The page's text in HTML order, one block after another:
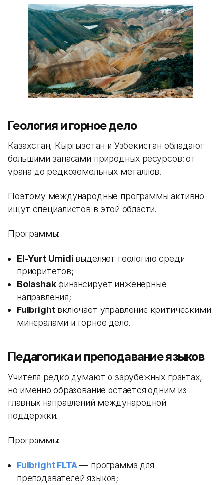
Геология и горное дело
Казахстан, Кыргызстан и Узбекистан обладают
большими запасами природных ресурсов: от
урана до редкоземельных металлов.
Поэтому международные программы активно
ищут специалистов в этой области.
Программы:
El-Yurt Umidi выделяет геологию среди
приоритетов;
Bolashakфинансирует инженерные
направления;
Fulbrightвключает управление критическими
минералами и горное дело.
Педагогика и преподавание языков
Учителя редко думают о зарубежных грантах,
но именно образование остается одним из
главных направлений международной
поддержки.
Программы:
Fulbright FLTA — программа для
преподавателей языков;